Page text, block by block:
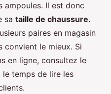
ampoules. Il est donc
sa taille de chaussure.
paires en magasin
convient le mieux. Si
en ligne, consultez le
temps de lire les